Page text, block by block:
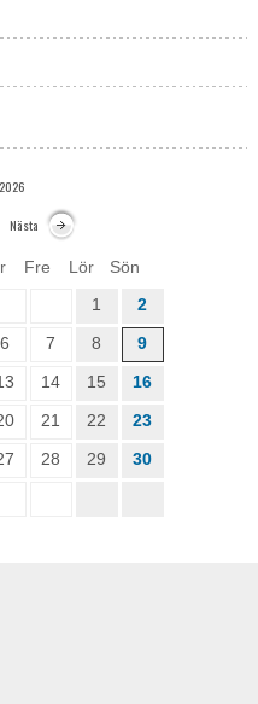
Nästa
Fre Lör
Sön
1
2
6 7 8
9
14 15
16
21 22
23
28 29
30